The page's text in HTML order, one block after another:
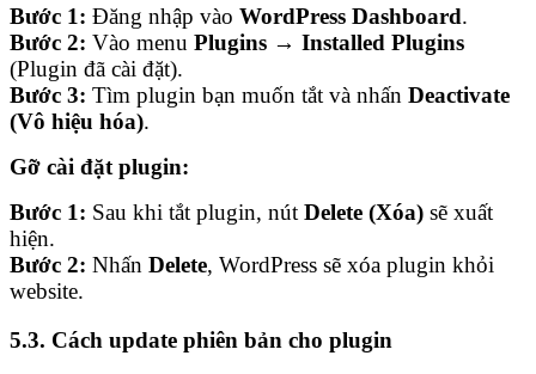
Bước 1: Đăng nhập vào WordPress Dashboard.
Bước 2: Vào menu Plugins → Installed Plugins
(Plugin đã cài đặt).
Bước 3: Tìm plugin bạn muốn tắt và nhấn Deactivate
(Vô hiệu hóa).
Gỡ cài đặt plugin:
Bước 1: Sau khi tắt plugin, nút Delete (Xóa) sẽ xuất
hiện.
Bước 2: Nhấn Delete, WordPress sẽ xóa plugin khỏi
website.
5.3. Cách update phiên bản cho plugin